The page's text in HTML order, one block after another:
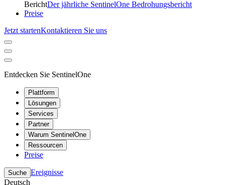
BerichtDer jährliche SentinelOne Bedrohungsbericht
Preise
Jetzt startenKontaktieren Sie uns
Entdecken Sie SentinelOne
Plattform
Lösungen
Services
Partner
Warum SentinelOne
Ressourcen
Preise
Suche Ereignisse
Deutsch